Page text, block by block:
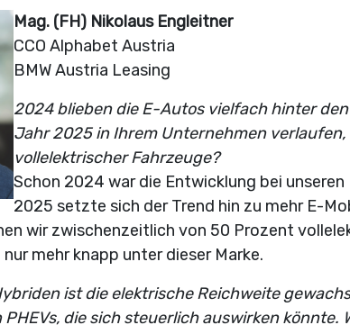
Mag. (FH) Nikolaus Engleitner
CCO Alphabet Austria
BMW Austria Leasing
2024 blieben die E-Autos vielfach hinter
Jahr 2025 in Ihrem Unternehmen
vollelektrischer Fahrzeuge?
Schon 2024 war die Entwicklung bei
2025 setzte sich der Trend hin zu mehr E-
wir zwischenzeitlich von 50 Prozent
mehr knapp unter dieser Marke.
ist die elektrische Reichweite
die sich steuerlich auswirken könnte.